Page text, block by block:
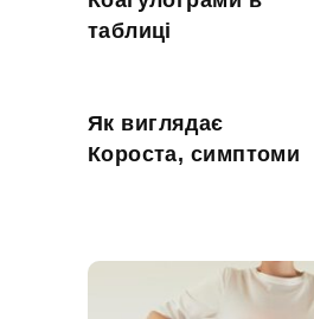
таблиці
Як виглядає
Короста, симптоми